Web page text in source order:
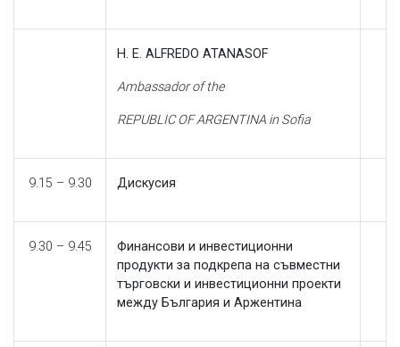
H. E. ALFREDO ATANASOF
Ambassador of the
REPUBLIC OFARGENTINA in Sofia
9.15 – 9.30 Дискусия
9.30 – 9.45
Финансови и инвестиционни
продукти за подкрепа на съвместни
търговски и инвестиционни проекти
между България и Аржентина